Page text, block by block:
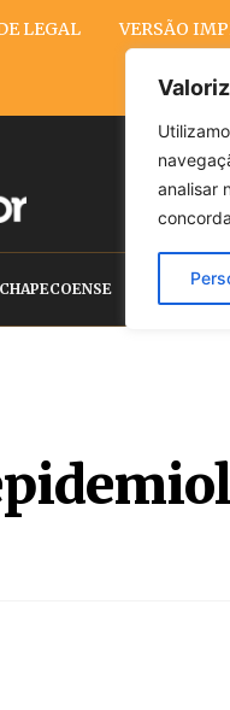
analisar
LEGAL VERSÃO
CHAPECOENSE